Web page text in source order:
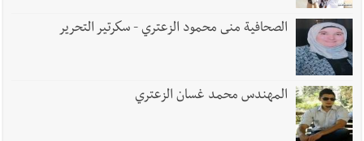
الصحافية منى محمود الزعتري - سكرتير التحرير
المهندس محمد غسان الزعتري